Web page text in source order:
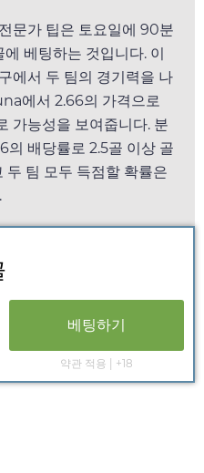
문가 팁은 토요일에 90분
에 베팅하는 것입니다. 이
에서 두 팀의 경기력을 나
에서 2.66의 가격으로
가능성을 보여줍니다. 분
의 배당률로 2.5골 이상 골
두 팀 모두 득점할 확률은
베팅하기
약관 적용 | +18